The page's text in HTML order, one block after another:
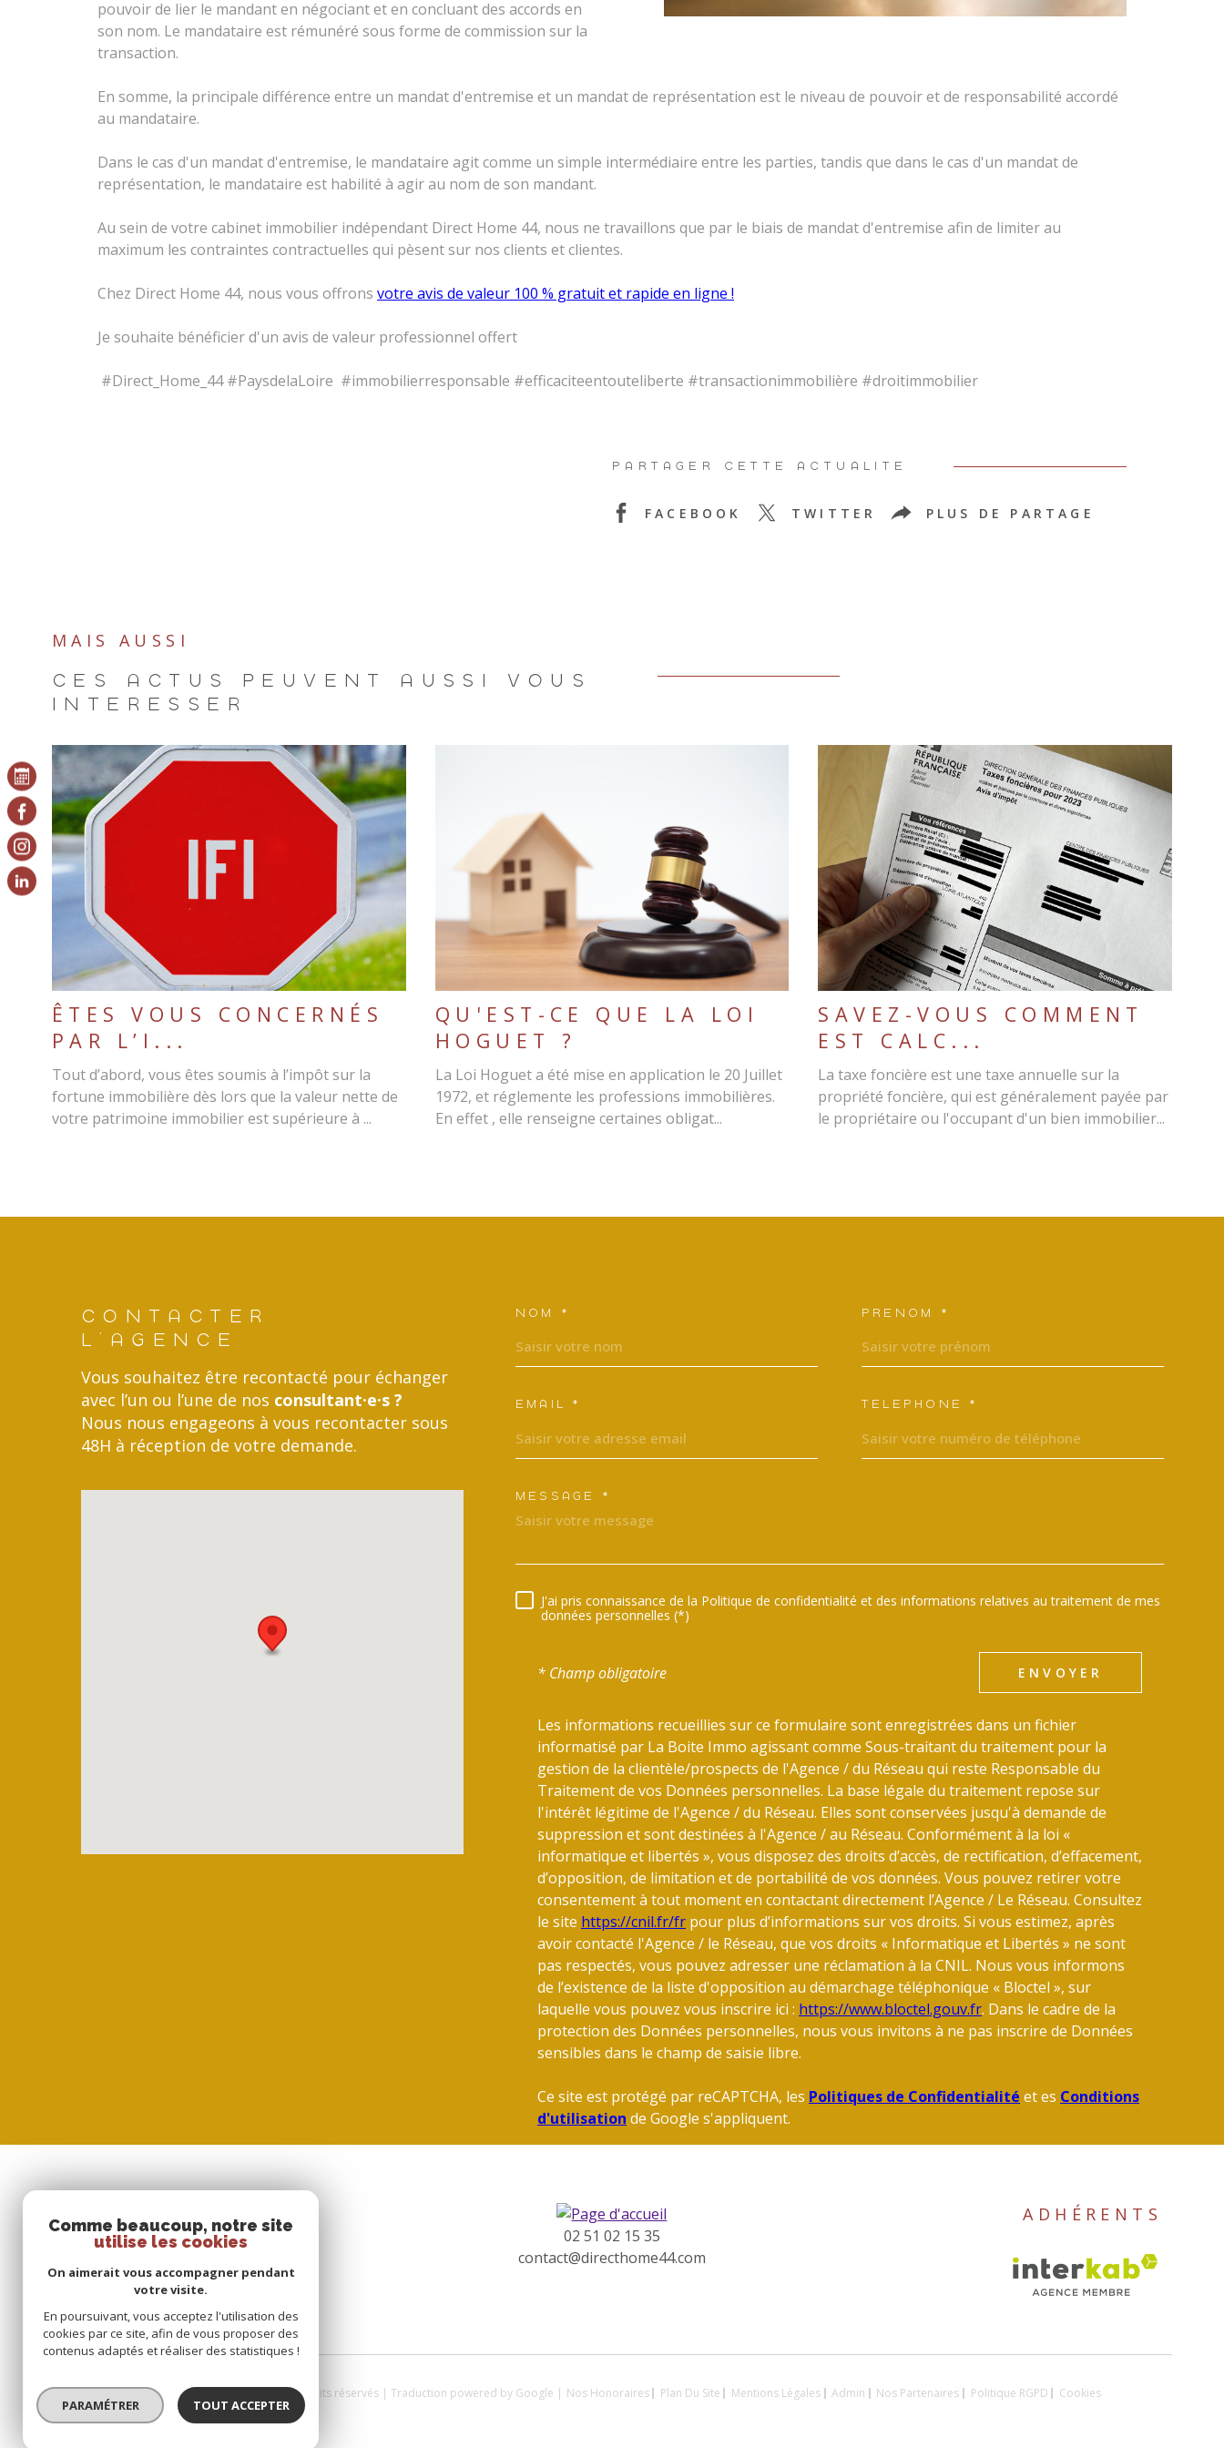
pouvoir de lier le mandant en négociant et en concluant des accords en
son nom. Le mandataire est rémunéré sous forme de commission sur la
transaction.
En somme, la principale différence entre un mandat d'entremise et un mandat de représentation est le niveau de pouvoir et de responsabilité accordé
au mandataire.
Dans le cas d'un mandat d'entremise, le mandataire agit comme un simple intermédiaire entre les parties, tandis que dans le cas d'un mandat de
représentation, le mandataire est habilité à agir au nom de son mandant.
Au sein de votre cabinet immobilier indépendant Direct Home 44, nous ne travaillons que par le biais de mandat d'entremise afin de limiter au
maximum les contraintes contractuelles qui pèsent sur nos clients et clientes.
Chez Direct Home 44, nous vous offrons votre avis de valeur 100 % gratuit et rapide en ligne !
Je souhaite bénéficier d'un avis de valeur professionnel offert
#Direct_Home_44 #PaysdelaLoire #immobilierresponsable #efficaciteentouteliberte #transactionimmobilière #droitimmobilier
PARTAGER CETTE ACTUALITÉ
FACEBOOK TWITTER PLUS DE PARTAGE
MAIS AUSSI
CES ACTUS PEUVENT AUSSI VOUS
INTÉRESSER
ÊTES VOUS CONCERNÉS
PAR L’I...
Tout d’abord, vous êtes soumis à l’impôt sur la
fortune immobilière dès lors que la valeur nette de
votre patrimoine immobilier est supérieure à ...
LIRE L'ARTICLE
QU'EST-CE QUE LA LOI
HOGUET ?
La Loi Hoguet a été mise en application le 20 Juillet
1972, et réglemente les professions immobilières.
En effet , elle renseigne certaines obligat...
LIRE L'ARTICLE
SAVEZ-VOUS COMMENT
EST CALC...
La taxe foncière est une taxe annuelle sur la
propriété foncière, qui est généralement payée par
le propriétaire ou l'occupant d'un bien immobilier...
LIRE L'ARTICLE
CONTACTER
L'AGENCE
Vous souhaitez être recontacté pour échanger
avec l’un ou l’une de nos consultant·e·s ?
Nous nous engageons à vous recontacter sous
48H à réception de votre demande.
TRAD_MELTEM_VOSCOORDONNEES
NOM * PRÉNOM *
EMAIL * TÉLÉPHONE *
TRAD_MELTEM_VOREDEMANDE
MESSAGE *
RÈGLEMENTATION
J'ai pris connaissance de la Politique de confidentialité et des informations relatives au traitement de mes
données personnelles (*)
* Champ obligatoire ENVOYER
Les informations recueillies sur ce formulaire sont enregistrées dans un fichier
informatisé par La Boite Immo agissant comme Sous-traitant du traitement pour la
gestion de la clientèle/prospects de l'Agence / du Réseau qui reste Responsable du
Traitement de vos Données personnelles. La base légale du traitement repose sur
l'intérêt légitime de l'Agence / du Réseau. Elles sont conservées jusqu'à demande de
suppression et sont destinées à l'Agence / au Réseau. Conformément à la loi «
informatique et libertés », vous disposez des droits d’accès, de rectification, d’effacement,
d’opposition, de limitation et de portabilité de vos données. Vous pouvez retirer votre
consentement à tout moment en contactant directement l’Agence / Le Réseau. Consultez
le site https://cnil.fr/fr pour plus d’informations sur vos droits. Si vous estimez, après
avoir contacté l'Agence / le Réseau, que vos droits « Informatique et Libertés » ne sont
pas respectés, vous pouvez adresser une réclamation à la CNIL. Nous vous informons
de l’existence de la liste d'opposition au démarchage téléphonique « Bloctel », sur
laquelle vous pouvez vous inscrire ici : https://www.bloctel.gouv.fr. Dans le cadre de la
protection des Données personnelles, nous vous invitons à ne pas inscrire de Données
sensibles dans le champ de saisie libre.
Ce site est protégé par reCAPTCHA, les Politiques de Confidentialité et es Conditions
d'utilisation de Google s'appliquent.
SE CONNECTER
ESPACE PROPRIÉTAIRE
02 51 02 15 35
contact@directhome44.com
ADHÉRENTS
© 2026 | Tous droits réservés | Traduction powered by Google | Nos Honoraires Plan Du Site Mentions Légales Admin Nos Partenaires Politique RGPD Cookies
Comme beaucoup, notre site
utilise les cookies
On aimerait vous accompagner pendant
votre visite.
En poursuivant, vous acceptez l'utilisation des
cookies par ce site, afin de vous proposer des
contenus adaptés et réaliser des statistiques !
PARAMÉTRER TOUT ACCEPTER